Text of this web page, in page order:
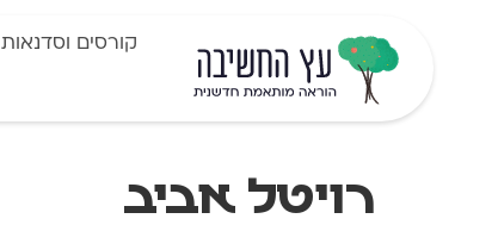
קורסים וסדנאות
רויטל אביב